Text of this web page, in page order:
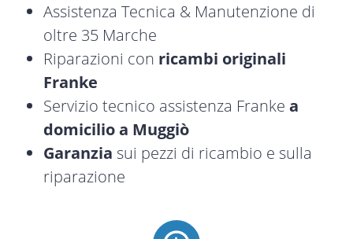
Assistenza Tecnica & Manutenzione di
oltre 35 Marche
Riparazioni con ricambi originali
Franke
Servizio tecnico assistenza Franke a
domicilio a Muggiò
Garanzia sui pezzi di ricambio e sulla
riparazione